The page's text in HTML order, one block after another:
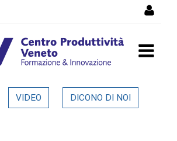
Regione Veneto
VIDEO DICONO DI NOI